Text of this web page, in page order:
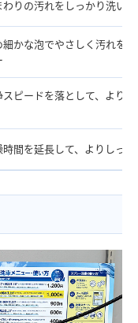
わりの汚れをしっかり洗い
細かな泡でやさしく汚れを
スピードを落として、より
時間を延長して、よりしっ